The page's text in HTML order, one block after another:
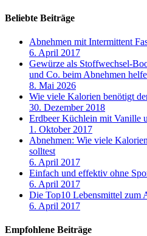
Beliebte Beiträge
Abnehmen mit Intermittent
6. April 2017
Gewürze als Stoffwechsel-
und Co. beim Abnehmen
8. Mai 2026
Wie viele Kalorien benötigt
30. Dezember 2018
Erdbeer Küchlein mit Vanille
1. Oktober 2017
Abnehmen: Wie viele
solltest
6. April 2017
Einfach und effektiv ohne
6. April 2017
Die Top10 Lebensmittel zum
6. April 2017
Empfohlene Beiträge